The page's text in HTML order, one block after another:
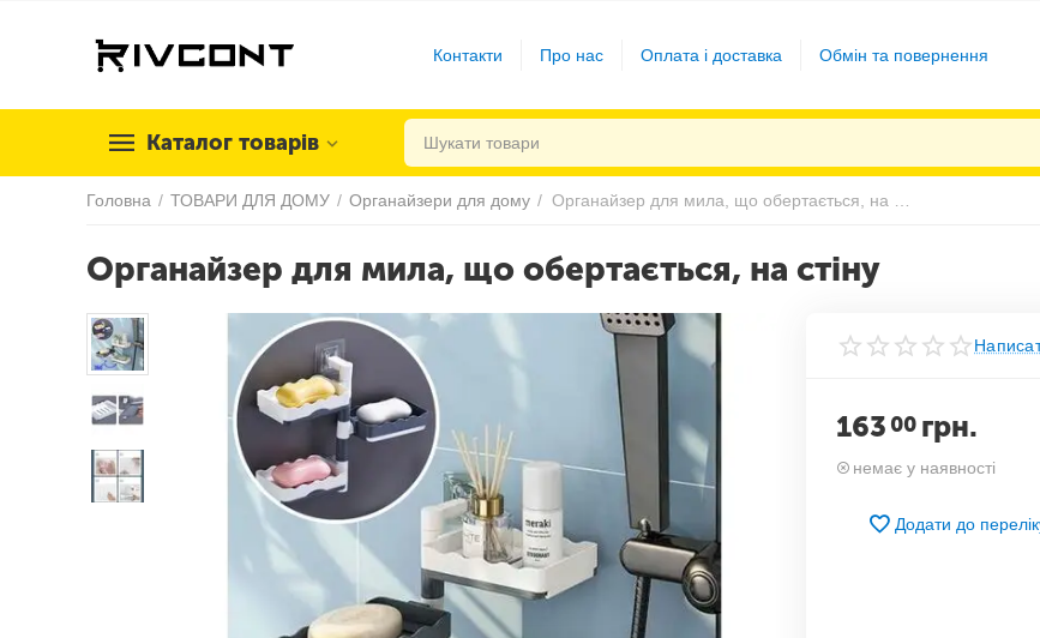
Контакти Про нас Оплата і доставка Обмін та повернення
Каталог товарів
Головна / ТОВАРИ ДЛЯ ДОМУ / Органайзери для дому /
Органайзер для мила, що обертається, на стіну
163 00 грн.
немає у наявності
Додати до